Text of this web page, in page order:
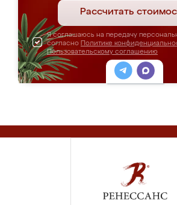
Рассчитать
Я соглашаюсь на передачу
согласно Политике
Пользовательскому соглашению